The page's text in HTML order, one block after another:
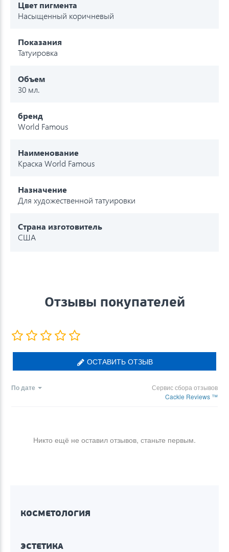
Цвет пигмента
Насыщенный коричневый
Показания
Татуировка
Объем
30 мл.
бренд
World Famous
Наименование
Краска World Famous
Назначение
Для художественной татуировки
Страна изготовитель
США
Отзывы покупателей
ОСТАВИТЬ ОТЗЫВ
По дате
Сервис сбора отзывов
Cackle Reviews ™
Никто ещё не оставил отзывов, станьте первым.
КОСМЕТОЛОГИЯ
ЭСТЕТИКА